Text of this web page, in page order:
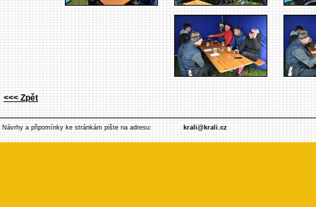
<<< Zpět
Návrhy a připomínky ke stránkám pište na adresu: krali@krali.cz